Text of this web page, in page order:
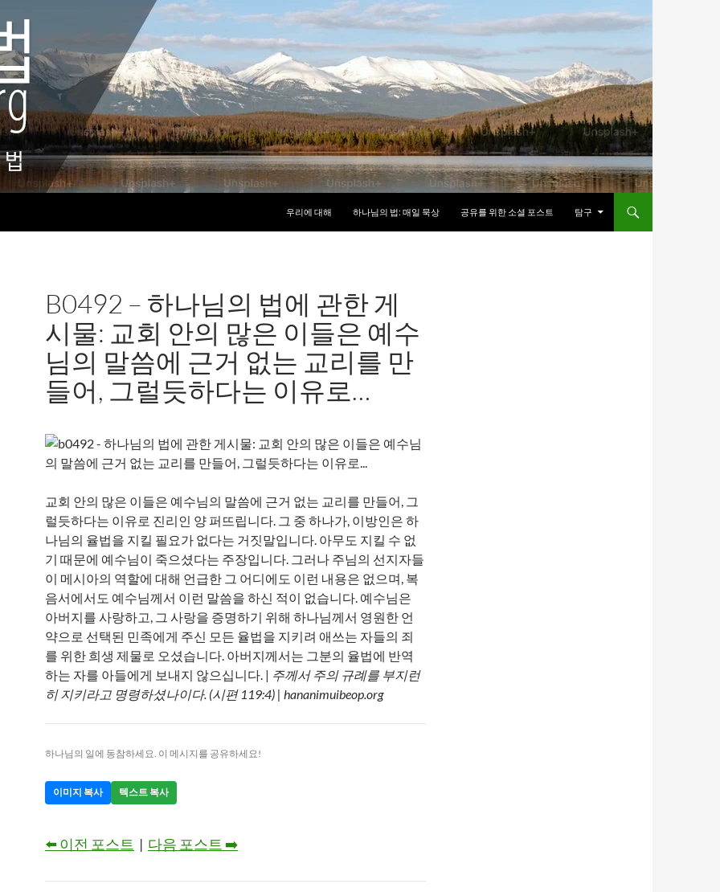
우리에 대해
하나님의 법: 매일 묵상 공유를 위한 소셜 포스트 탐구
B0492 – 하나님의 법에 관한 게
시물: 교회 안의 많은 이들은 예수
님의 말씀에 근거 없는 교리를 만
들어, 그럴듯하다는 이유로…
교회 안의 많은 이들은 예수님의 말씀에 근거 없는 교리를 만들어, 그
럴듯하다는 이유로 진리인 양 퍼뜨립니다. 그 중 하나가, 이방인은 하
나님의 율법을 지킬 필요가 없다는 거짓말입니다. 아무도 지킬 수 없
기 때문에 예수님이 죽으셨다는 주장입니다. 그러나 주님의 선지자들
이 메시아의 역할에 대해 언급한 그 어디에도 이런 내용은 없으며, 복
음서에서도 예수님께서 이런 말씀을 하신 적이 없습니다. 예수님은
아버지를 사랑하고, 그 사랑을 증명하기 위해 하나님께서 영원한 언
약으로 선택된 민족에게 주신 모든 율법을 지키려 애쓰는 자들의 죄
를 위한 희생 제물로 오셨습니다. 아버지께서는 그분의 율법에 반역
하는 자를 아들에게 보내지 않으십니다. | 주께서 주의 규례를 부지런
히 지키라고 명령하셨나이다. (시편 119:4) | hananimuibeop.org
하나님의 일에 동참하세요. 이 메시지를 공유하세요!
이미지 복사 텍스트 복사
⬅️ 이전 포스트 | 다음 포스트 ➡️